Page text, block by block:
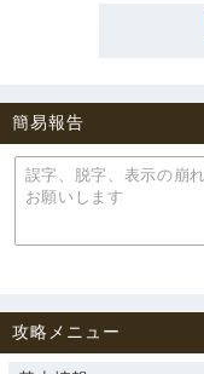
簡易報告
攻略メニュー